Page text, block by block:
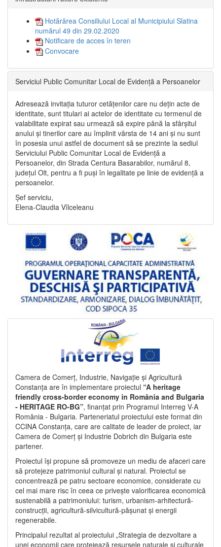
Hotărârea Consiliului Local al Municipiului Slatina
numărul 49 din 29.02.2020
Notificare de acces în teren
Convocare
Serviciul Public Comunitar Local de Evidență a Persoanelor
Adresează invitația tuturor cetățenilor care nu dețin acte de
identitate, sunt titulari ai actelor de identitate cu termenul de
valabilitate expirat sau urmează să expire până la sfârșitul
anului și tinerilor care au împlinit vârsta de 14 ani și nu sunt
în posesia unui astfel de document să se prezinte la sediul
Serviciului Public Comunitar Local de Evidență a
Persoanelor, din Strada Centura Basarabilor, numărul 8,
județul Olt, pentru a fi puși în legalitate pe linie de evidență a
persoanelor.
Șef serviciu,
Elena-Claudia Vîlceleanu
Camera de Comerț, Industrie, Navigație și Agricultură
Constanța are în implementare proiectul “A heritage
friendly cross-border economy in România and Bulgaria
- HERITAGE RO-BG”, finanțat prin Programul Interreg V-A
România - Bulgaria. Parteneriatul proiectului este format din
CCINA Constanța, care are calitate de leader de proiect, iar
Camera de Comerț și Industrie Dobrich din Bulgaria este
partener.
Proiectul își propune să promoveze un mediu de afaceri care
să protejeze patrimoniul cultural și natural. Proiectul se
concentrează pe patru sectoare economice, considerate cu
cel mai mare risc în ceea ce privește valorificarea economică
sustenabilă a patrimoniului: turism, urbanism-arhitectură-
construcții, agricultură-silvicultură-pășunat și energii
regenerabile.
Principalul rezultat al proiectului „Strategia de dezvoltare a
unei economii care protejează resursele naturale și culturale